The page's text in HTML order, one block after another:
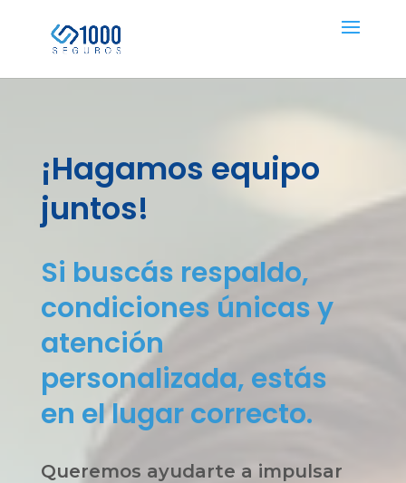
¡Hagamos equipo
juntos!
Si buscás respaldo,
condiciones únicas y
atención
personalizada, estás
en el lugar correcto.
Queremos ayudarte a impulsar
¡Hagamos equipo
juntos!
Si buscás respaldo,
condiciones únicas y
atención
personalizada, estás
en el lugar correcto.
Queremos ayudarte a impulsar